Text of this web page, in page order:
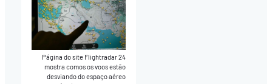
Página do site Flightradar 24
mostra comos os voos estão
desviando do espaço aéreo